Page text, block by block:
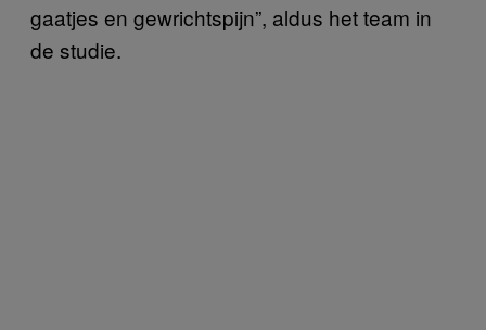
gaatjes en gewrichtspijn”, aldus het team in
de studie.